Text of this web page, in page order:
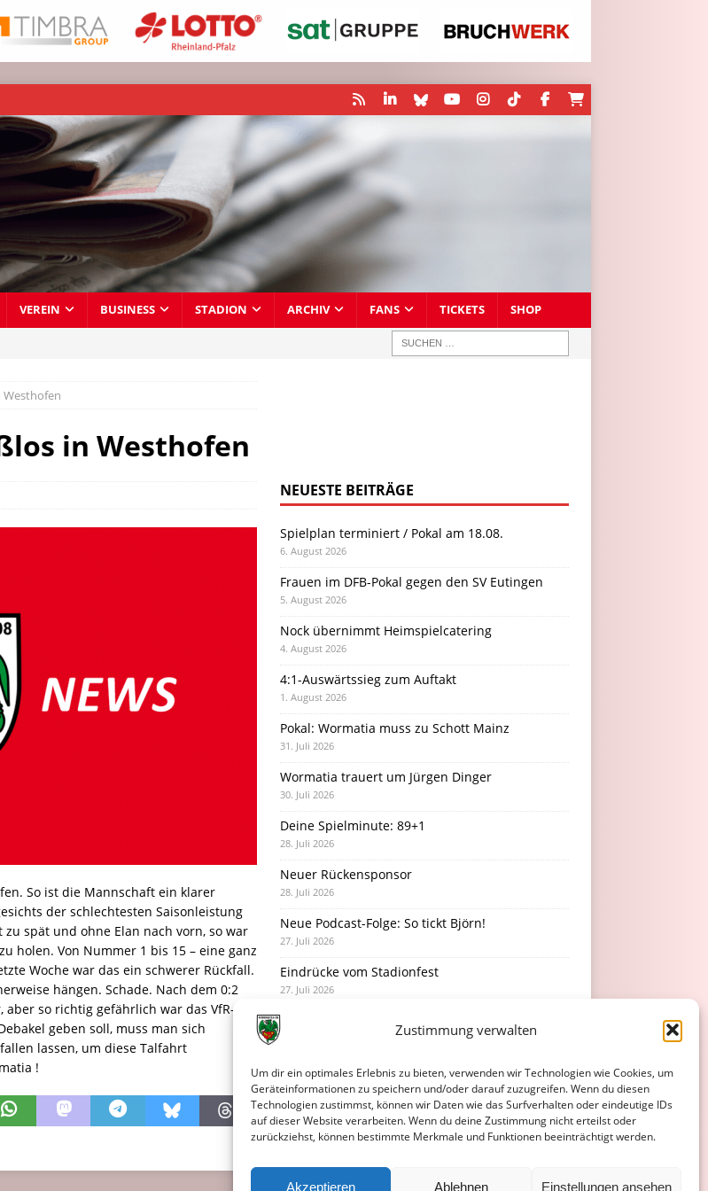
Zustimmung verwalten
Um dir ein optimales Erlebnis zu bieten, verwenden wir Technologien wie Cookies, um
Geräteinformationen zu speichern und/oder darauf zuzugreifen. Wenn du diesen
Technologien zustimmst, können wir Daten wie das Surfverhalten oder eindeutige IDs
auf dieser Website verarbeiten. Wenn du deine Zustimmung nicht erteilst oder
zurückziehst, können bestimmte Merkmale und Funktionen beeinträchtigt werden.
Akzeptieren Ablehnen Einstellungen ansehen
VEREIN BUSINESS STADION ARCHIV FANS TICKETS SHOP
Westhofen
in Westhofen
So ist die Mannschaft ein klarer
der schlechtesten Saisonleistung
spät und ohne Elan nach vorn, so war
holen. Von Nummer 1 bis 15 – eine ganz
Woche war das ein schwerer Rückfall.
hängen. Schade. Nach dem 0:2
so richtig gefährlich war das VfR-
geben soll, muss man sich
lassen, um diese Talfahrt
!
NEUESTE BEITRÄGE
Spielplan terminiert / Pokal am 18.08.
6. August 2026
Frauen im DFB-Pokal gegen den SV Eutingen
5. August 2026
Nock übernimmt Heimspielcatering
4. August 2026
4:1-Auswärtssieg zum Auftakt
1. August 2026
Pokal: Wormatia muss zu Schott Mainz
31. Juli 2026
Wormatia trauert um Jürgen Dinger
30. Juli 2026
Deine Spielminute: 89+1
28. Juli 2026
Neuer Rückensponsor
28. Juli 2026
Neue Podcast-Folge: So tickt Björn!
27. Juli 2026
Eindrücke vom Stadionfest
27. Juli 2026